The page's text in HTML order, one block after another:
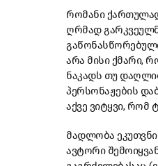
რომანი
ღრმად
არა მისი ქმარი,
ნაკადს თუ
პერსონაჟების
აქვე ვიტყვი, რომ
მადლობა
ავტორი